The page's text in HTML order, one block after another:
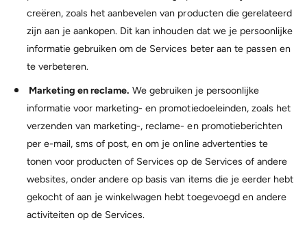
creëren, zoals het aanbevelen van producten die gerelateerd
zijn aan je aankopen. Dit kan inhouden dat we je persoonlijke
informatie gebruiken om de Services beter aan te passen en
te verbeteren.
Marketing en reclame. We gebruiken je persoonlijke
informatie voor marketing- en promotiedoeleinden, zoals het
verzenden van marketing-, reclame- en promotieberichten
per e-mail, sms of post, en om je online advertenties te
tonen voor producten of Services op de Services of andere
websites, onder andere op basis van items die je eerder hebt
gekocht of aan je winkelwagen hebt toegevoegd en andere
activiteiten op de Services.